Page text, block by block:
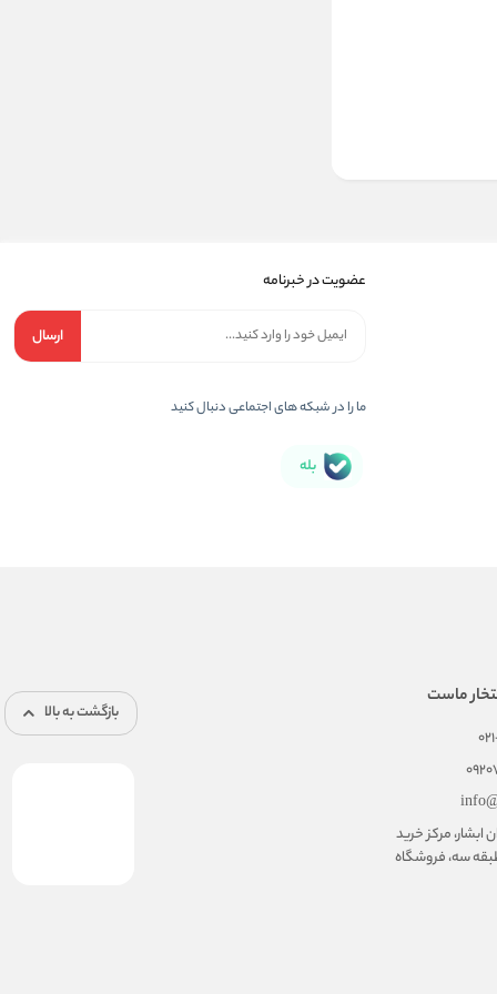
عضویت در خبرنامه
ارسال
ما را در شبکه های اجتماعی دنبال کنید
بله
ماست
مرکز خرید
سه، فروشگاه
بازگشت به بالا